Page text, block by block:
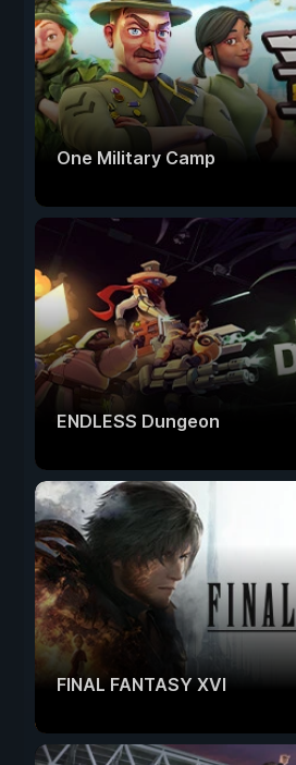
One Military Camp
ENDLESS Dungeon
FINAL FANTASY XVI